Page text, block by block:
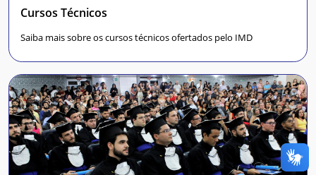
Cursos Técnicos
Saiba mais sobre os cursos técnicos ofertados pelo IMD